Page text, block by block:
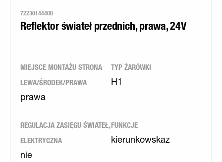
72230144400
Reflektor świateł przednich, prawa, 24V
MIEJSCE MONTAŻU STRONA
LEWA/ŚRODEK/PRAWA
prawa
TYP ŻARÓWKI
H1
REGULACJA ZASIĘGU ŚWIATEŁ,
ELEKTRYCZNA
nie
FUNKCJE
kierunkowskaz